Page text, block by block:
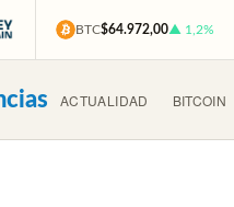
BTC$64.972,00▲ 1,2%
ACTUALIDAD BITCOIN